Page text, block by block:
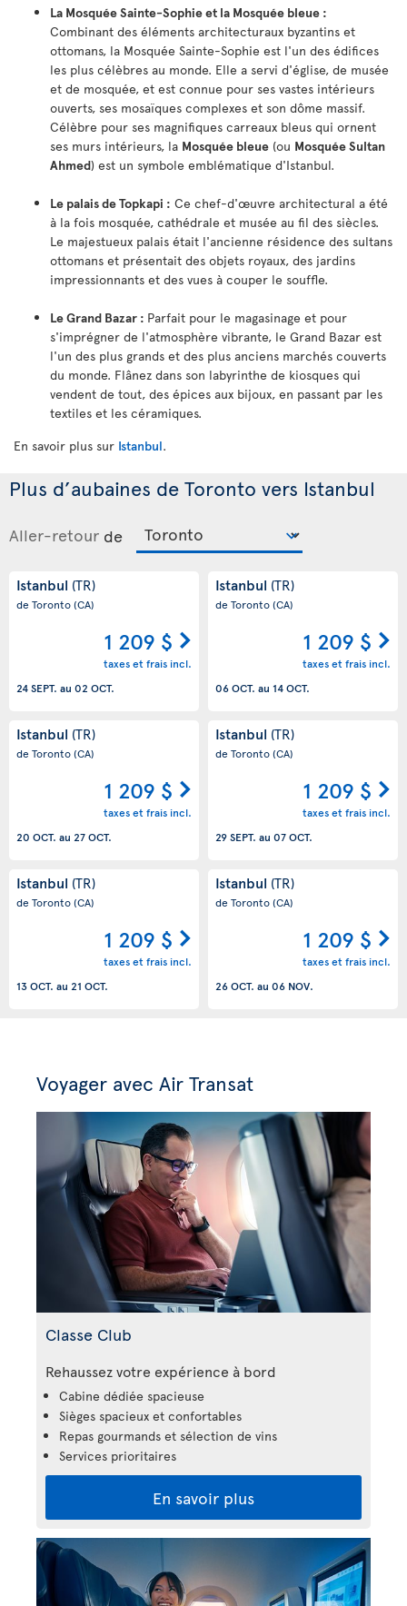
La Mosquée Sainte-Sophie et la Mosquée bleue :
Combinant des éléments architecturaux byzantins et
ottomans, la Mosquée Sainte-Sophie est l'un des édifices
les plus célèbres au monde. Elle a servi d'église, de musée
et de mosquée, et est connue pour ses vastes intérieurs
ouverts, ses mosaïques complexes et son dôme massif.
Célèbre pour ses magnifiques carreaux bleus qui ornent
ses murs intérieurs, la Mosquée bleue (ou Mosquée Sultan
Ahmed) est un symbole emblématique d'Istanbul.
Le palais de Topkapi : Ce chef-d'œuvre architectural a été
à la fois mosquée, cathédrale et musée au fil des siècles.
Le majestueux palais était l'ancienne résidence des sultans
ottomans et présentait des objets royaux, des jardins
impressionnants et des vues à couper le souffle.
Le Grand Bazar : Parfait pour le magasinage et pour
s'imprégner de l'atmosphère vibrante, le Grand Bazar est
l'un des plus grands et des plus anciens marchés couverts
du monde. Flânez dans son labyrinthe de kiosques qui
vendent de tout, des épices aux bijoux, en passant par les
textiles et les céramiques.
En savoir plus sur Istanbul.
Plus d’aubaines de Toronto vers Istanbul
Aller-retour de
Istanbul (TR)
de Toronto(CA)
1 209 $
taxes et frais incl.
24 SEPT. au 02 OCT.
Istanbul (TR)
de Toronto(CA)
1 209 $
taxes et frais incl.
06 OCT. au 14 OCT.
Istanbul (TR)
de Toronto(CA)
1 209 $
taxes et frais incl.
20 OCT. au 27 OCT.
Istanbul (TR)
de Toronto(CA)
1 209 $
taxes et frais incl.
29 SEPT. au 07 OCT.
Istanbul (TR)
de Toronto(CA)
1 209 $
taxes et frais incl.
13 OCT. au 21 OCT.
Istanbul (TR)
de Toronto(CA)
1 209 $
taxes et frais incl.
26 OCT. au 06 NOV.
Voyager avec Air Transat
Classe Club
Rehaussez votre expérience à bord
Cabine dédiée spacieuse
Sièges spacieux et confortables
Repas gourmands et sélection de vins
Services prioritaires
En savoir plus